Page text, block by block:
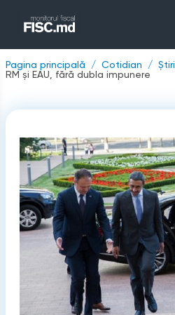
Pagina principală Cotidian
Știri
RM și EAU, fără dubla impunere